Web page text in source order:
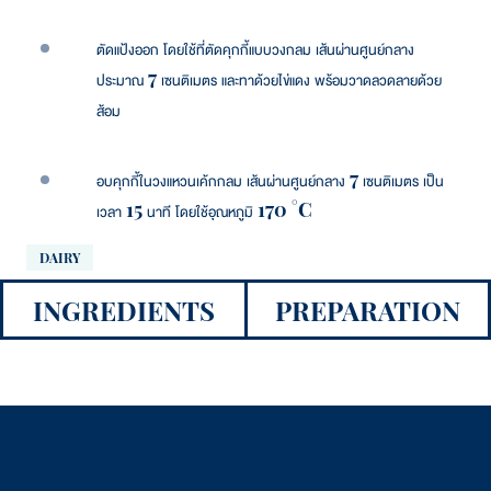
ตัดแป้งออก โดยใช้ที่ตัดคุกกี้แบบวงกลม เส้นผ่านศูนย์กลาง
ประมาณ 7 เซนติเมตร และทาด้วยไข่แดง พร้อมวาดลวดลายด้วย
ส้อม
อบคุกกี้ในวงแหวนเค้กกลม เส้นผ่านศูนย์กลาง 7 เซนติเมตร เป็น
เวลา 15 นาที โดยใช้อุณหภูมิ 170 °C
DAIRY
INGREDIENTS PREPARATION